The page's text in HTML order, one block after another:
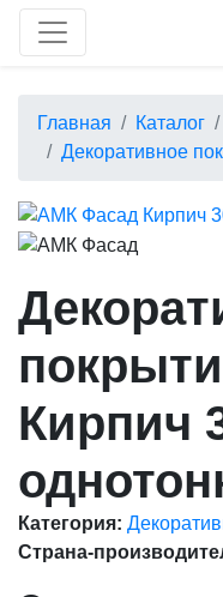
Главная Каталог
Декоративное
Кирпич
Категория:
Страна-